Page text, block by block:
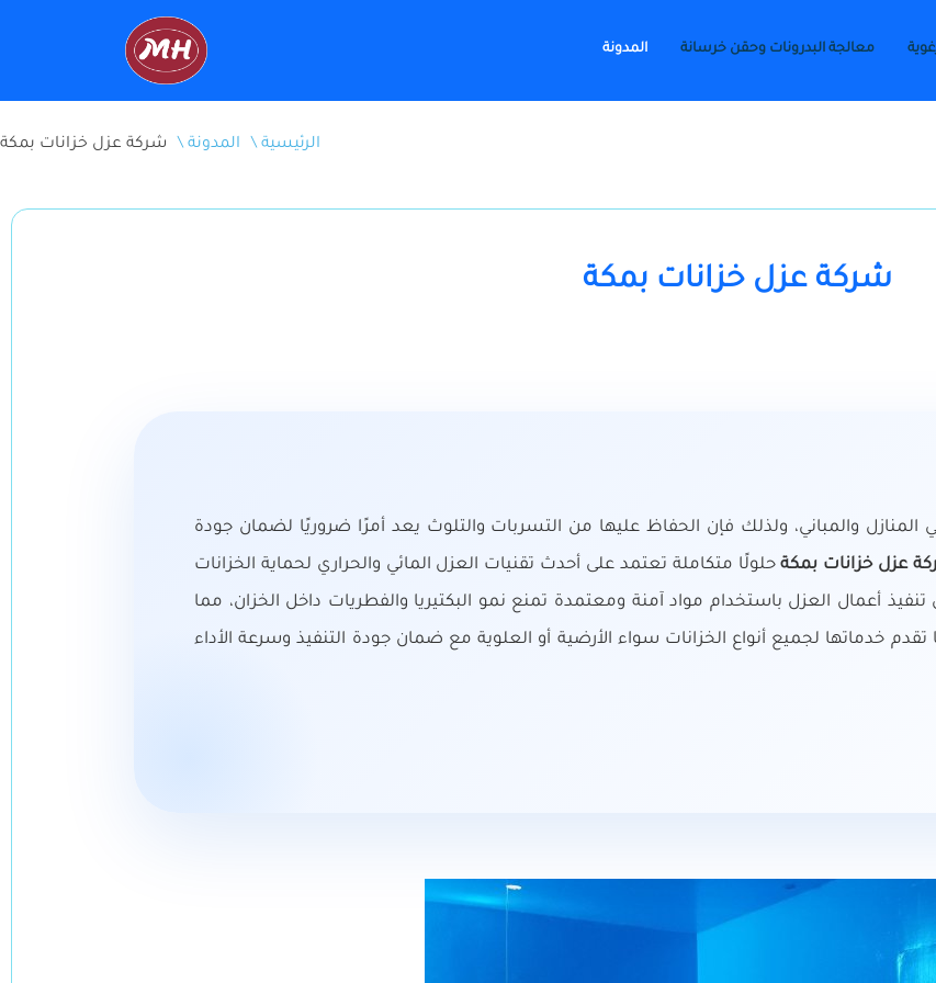
معالجة البدرونات وحقن خرسانة المدونة
شركة عزل خزانات بمكة \ المدونة \ الرئيسية
شركة عزل خزانات بمكة
المنازل والمباني، ولذلك فإن الحفاظ عليها من التسربات والتلوث يعد أمرًا ضروريًا لضمان جودة
عزل خزانات بمكةحلولًا متكاملة تعتمد على أحدث تقنيات العزل المائي والحراري لحماية الخزانات
أعمال العزل باستخدام مواد آمنة ومعتمدة تمنع نمو البكتيريا والفطريات داخل الخزان، مما
خدماتها لجميع أنواع الخزانات سواء الأرضية أو العلوية مع ضمان جودة التنفيذ وسرعة الأداء